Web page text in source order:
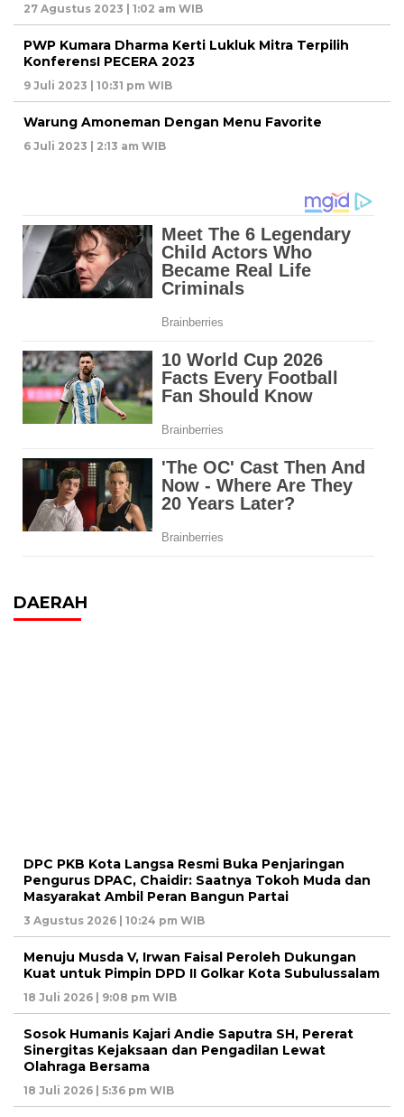
27 Agustus 2023 | 1:02 am WIB
PWP Kumara Dharma Kerti Lukluk Mitra Terpilih
KonferensI PECERA 2023
9 Juli 2023 | 10:31 pm WIB
Warung Amoneman Dengan Menu Favorite
6 Juli 2023 | 2:13 am WIB
DAERAH
DPC PKB Kota Langsa Resmi Buka Penjaringan
Pengurus DPAC, Chaidir: Saatnya Tokoh Muda dan
Masyarakat Ambil Peran Bangun Partai
3 Agustus 2026 | 10:24 pm WIB
Menuju Musda V, Irwan Faisal Peroleh Dukungan
Kuat untuk Pimpin DPD II Golkar Kota Subulussalam
18 Juli 2026 | 9:08 pm WIB
Sosok Humanis Kajari Andie Saputra SH, Pererat
Sinergitas Kejaksaan dan Pengadilan Lewat
Olahraga Bersama
18 Juli 2026 | 5:36 pm WIB